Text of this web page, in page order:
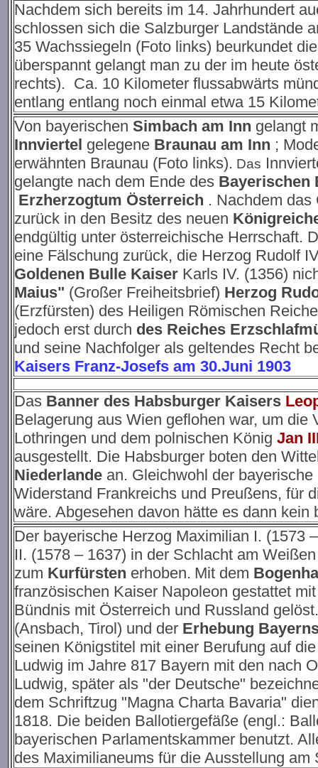
Nachdem sich bereits im 14. Jahrhundert
schlossen sich die Salzburger Landstände
35 Wachssiegeln (Foto links) beurkundet
überspannt gelangt man zu der im heute
rechts). Ca. 10 Kilometer flussabwärts
entlang entlang noch einmal etwa 15
Von bayerischen Simbach am Inn gelangt
Innviertel gelegene Braunau am Inn ;
erwähnten Braunau (Foto links). Das
gelangte nach dem Ende des Bayerischen
Erzherzogtum Österreich . Nachdem das
zurück in den Besitz des neuen
endgültig unter österreichische Herrschaft.
eine Fälschung zurück, die Herzog Rudolf
Goldenen Bulle Kaiser Karls IV. (1356)
Maius" (Großer Freiheitsbrief) Herzog
(Erzfürsten) des Heiligen Römischen
jedoch erst durch des Reiches
und seine Nachfolger als geltendes Recht
Kaisers Franz-Josefs am 30.Juni 1903
Das Banner des Habsburger Kaisers
Belagerung aus Wien geflohen war, um
Lothringen und dem polnischen König Jan
ausgestellt. Die Habsburger boten den
Niederlande an. Gleichwohl der
Widerstand Frankreichs und Preußens, für
wäre. Abgesehen davon hätte es dann
Der bayerische Herzog Maximilian I. (1573
II. (1578 – 1637) in der Schlacht am
zum Kurfürsten erhoben. Mit dem
französischen Kaiser Napoleon gestattet
Bündnis mit Österreich und Russland
(Ansbach, Tirol) und der Erhebung
seinen Königstitel mit einer Berufung auf
Ludwig im Jahre 817 Bayern mit den nach
Ludwig, später als "der Deutsche"
dem Schriftzug "Magna Charta Bavaria"
1818. Die beiden Ballotiergefäße (engl.:
bayerischen Parlamentskammer benutzt.
des Maximilianeums für die Ausstellung am